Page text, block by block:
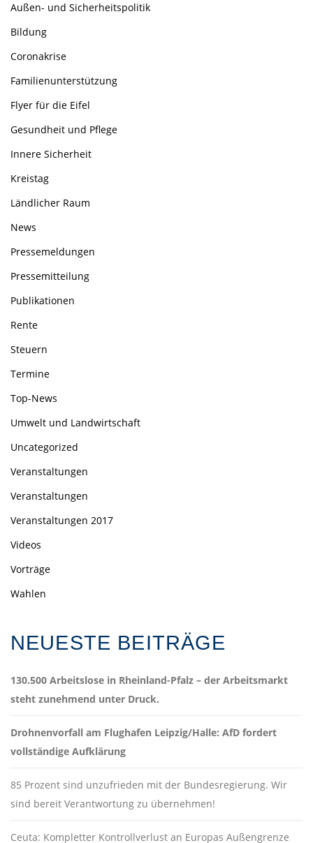
Außen- und Sicherheitspolitik
Bildung
Coronakrise
Familienunterstützung
Flyer für die Eifel
Gesundheit und Pflege
Innere Sicherheit
Kreistag
Ländlicher Raum
News
Pressemeldungen
Pressemitteilung
Publikationen
Rente
Steuern
Termine
Top-News
Umwelt und Landwirtschaft
Uncategorized
Veranstaltungen
Veranstaltungen
Veranstaltungen 2017
Videos
Vorträge
Wahlen
NEUESTE BEITRÄGE
130.500 Arbeitslose in Rheinland-Pfalz – der Arbeitsmarkt
steht zunehmend unter Druck.
Drohnenvorfall am Flughafen Leipzig/Halle: AfD fordert
vollständige Aufklärung
85 Prozent sind unzufrieden mit der Bundesregierung. Wir
sind bereit Verantwortung zu übernehmen!
Ceuta: Kompletter Kontrollverlust an Europas Außengrenze